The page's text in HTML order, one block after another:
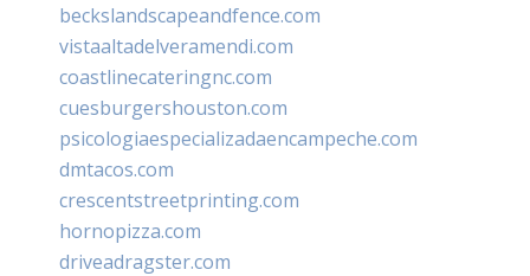
beckslandscapeandfence.com
vistaaltadelveramendi.com
coastlinecateringnc.com
cuesburgershouston.com
psicologiaespecializadaencampeche.com
dmtacos.com
crescentstreetprinting.com
hornopizza.com
driveadragster.com